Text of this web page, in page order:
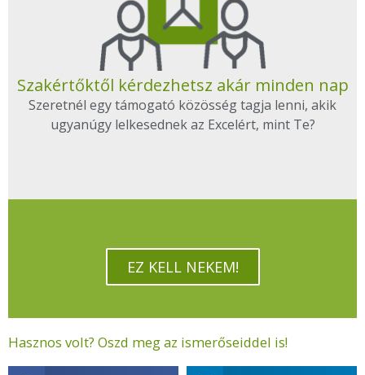
Szakértőktől kérdezhetsz akár minden nap
Szeretnél egy támogató közösség tagja lenni, akik
ugyanúgy lelkesednek az Excelért, mint Te?
EZ KELL NEKEM!
Hasznos volt? Oszd meg az ismerőseiddel is!